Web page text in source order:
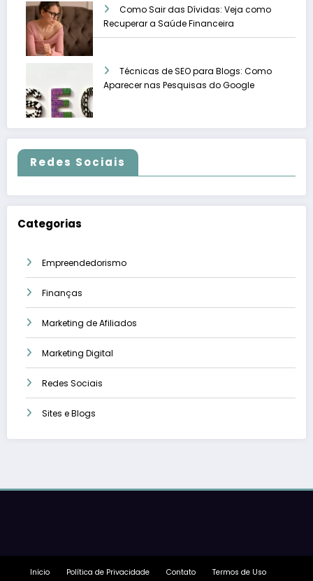
Como Sair das Dívidas: Veja como
Recuperar a Saúde Financeira
Técnicas de SEO para Blogs: Como
Aparecer nas Pesquisas do Google
Redes Sociais
Categorias
Empreendedorismo
Finanças
Marketing de Afiliados
Marketing Digital
Redes Sociais
Sites e Blogs
Início Política de Privacidade Contato
Termos de Uso